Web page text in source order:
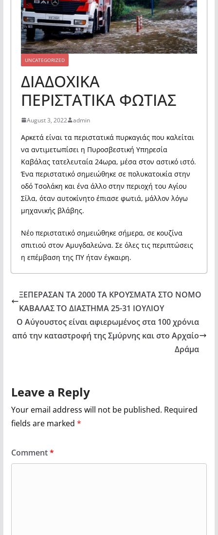
UNCATEGORIZED
ΔΙΑΔΟΧΙΚΑ
ΠΕΡΙΣΤΑΤΙΚΑ ΦΩΤΙΑΣ
August 3, 2022 admin
Αρκετά είναι τα περιστατικά πυρκαγιάς που καλείται
να αντιμετωπίσει η Πυροσβεστική Υπηρεσία
Καβάλας τατελευταία 24ωρα, μέσα στον αστικό ιστό.
Ένα περιστατικό σημειώθηκε σε πολυκατοικία στην
οδό Τσολάκη και ένα άλλο στην περιοχή του Αγίου
Σίλα, όταν αυτοκίνητο έπιασε φωτιά, μάλλον λόγω
μηχανικής βλάβης.
Νέο περιστατικό σημειώθηκε σήμερα, σε κουζίνα
σπιτιού στον Αμυγδαλεώνα. Σε όλες τις περιπτώσεις
η επέμβαση της ΠΥ ήταν έγκαιρη.
ΞΕΠΕΡΑΣΑΝ ΤΑ 2000 ΤΑ ΚΡΟΥΣΜΑΤΑ ΣΤΟ ΝΟΜΟ
ΚΑΒΑΛΑΣ ΤΟ ΔΙΑΣΤΗΜΑ 25-31 ΙΟΥΛΙΟΥ
Ο Αύγουστος είναι αφιερωμένος στα 100 χρόνια
από την καταστροφή της Σμύρνης και στο Αρχαίο
Δράμα
Leave a Reply
Your email address will not be published. Required
fields are marked *
Comment*